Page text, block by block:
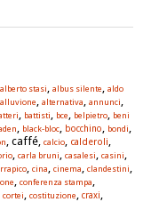
alberto stasi, albus silente, aldo
alluvione, alternativa, annunci,
, battisti, bce, belpietro, beni
, black-bloc, bocchino, bondi,
, caffé, calcio, calderoli,
, carla bruni, casalesi, casini,
, cina, cinema, clandestini,
, conferenza stampa,
cortei, costituzione, craxi,